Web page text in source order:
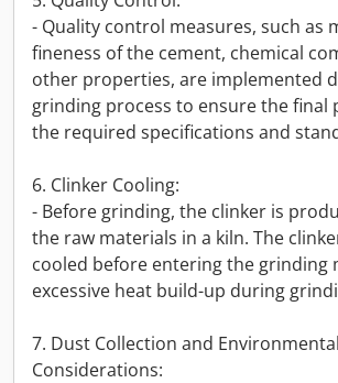
- Quality control measures, such as
fineness of the cement, chemical
other properties, are implemented
grinding process to ensure the final
the required specifications and
6. Clinker Cooling:
- Before grinding, the clinker is
the raw materials in a kiln. The
cooled before entering the grinding
excessive heat build-up during
7. Dust Collection and Environmental
Considerations: